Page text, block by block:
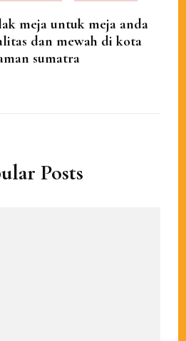
meja untuk meja anda
dan mewah di kota
sumatra
Posts